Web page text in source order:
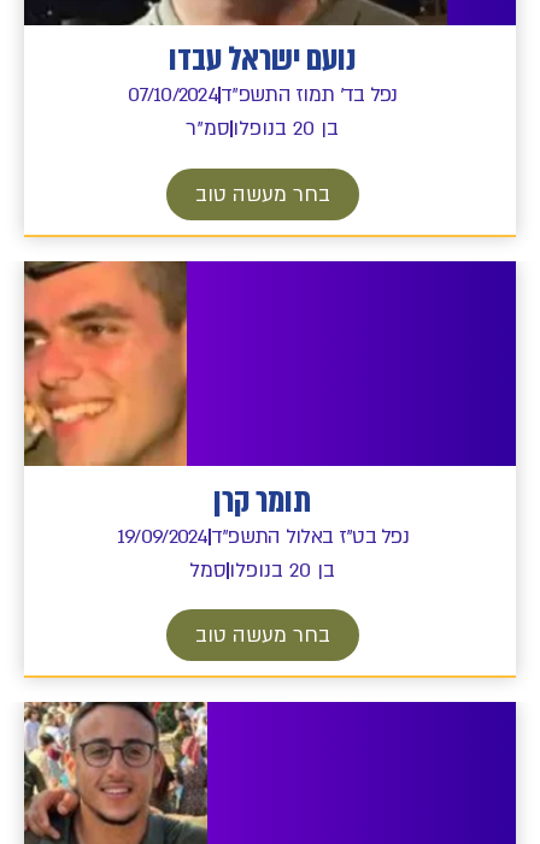
נועם ישראל עבדו
נפל בד' תמוז התשפ"ד07/10/2024
בן 20 בנופלו
סמ"ר
בחר מעשה טוב
תומר קרן
נפל בט"ז באלול התשפ"ד19/09/2024
בן 20 בנופלו
סמל
בחר מעשה טוב